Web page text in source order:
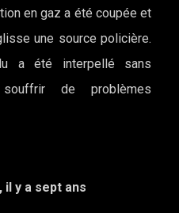
en gaz a été coupée et
une source policière.
a été interpellé sans
de problèmes
il y a sept ans